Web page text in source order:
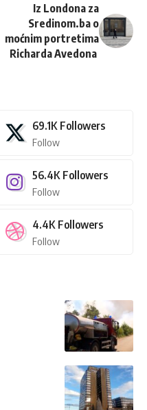
Iz Londona za
Sredinom.ba o
moćnim portretima
Richarda Avedona
69.1K Followers
Follow
56.4K Followers
Follow
4.4K Followers
Follow